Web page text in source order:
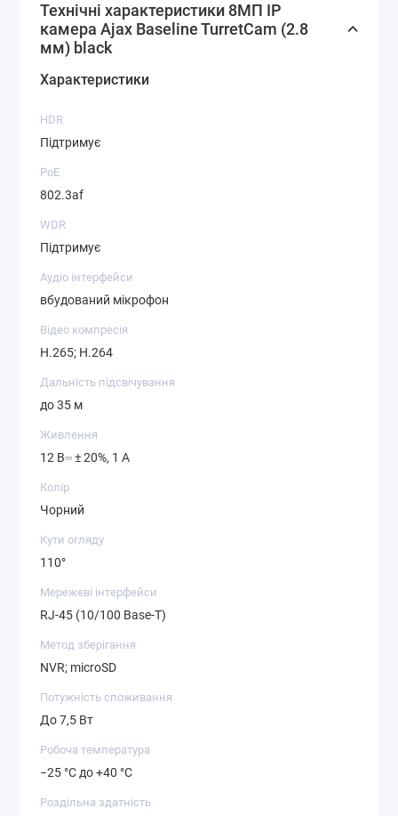
Технічні характеристики 8МП IP
камера Ajax Baseline TurretCam (2.8
мм) black
Характеристики
HDR
Підтримує
PoE
802.3af
WDR
Підтримує
Аудіо інтерфейси
вбудований мікрофон
Відео компресія
H.265; H.264
Дальність підсвічування
до 35 м
Живлення
12 В⎓ ± 20%, 1 А
Колір
Чорний
Кути огляду
110°
Мережеві інтерфейси
RJ-45 (10/100 Base-T)
Метод зберігання
NVR; microSD
Потужність споживання
До 7,5 Вт
Робоча температура
−25 °C до +40 °C
Роздільна здатність